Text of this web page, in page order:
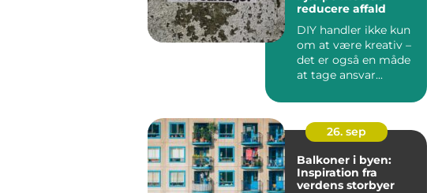
reducere affald
DIY handler ikke kun
om at være kreativ –
det er også en måde
at tage ansvar...
26. sep
Balkoner i byen:
Inspiration fra
verdens storbyer